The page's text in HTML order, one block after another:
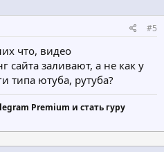
#5
что, видео
сайта заливают, а не как у
типа ютуба, рутуба?
Premium и стать гуру